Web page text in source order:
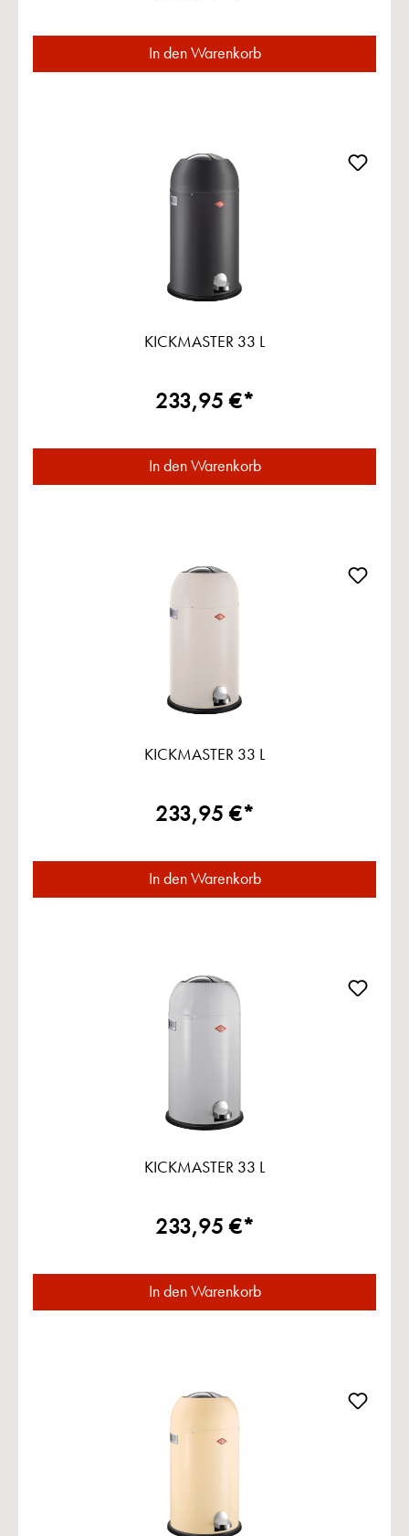
In den Warenkorb
KICKMASTER 33 L
233,95 €*
In den Warenkorb
KICKMASTER 33 L
233,95 €*
In den Warenkorb
KICKMASTER 33 L
233,95 €*
In den Warenkorb